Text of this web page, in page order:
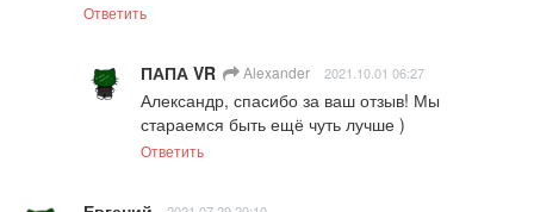
Ответить
ПАПА VR Alexander 2021.10.01 06:27
Александр, спасибо за ваш отзыв! Мы
стараемся быть ещё чуть лучше )
Ответить